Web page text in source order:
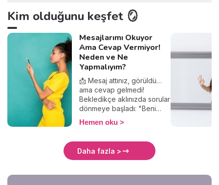
Kim olduğunu keşfet 🪞
Mesajlarımı Okuyor
Ama Cevap Vermiyor!
Neden ve Ne
Yapmalıyım?
📩 Mesaj attınız, görüldü…
ama cevap gelmedi!
Bekledikçe aklınızda sorular
dönmeye başladı: "Beni
görmezden mi geliyor?",
"Yanlış bir şey mi
muyum?". Merak etmeyin,
yalnız değilsiniz! Bu yazıda
verilmediğini, bunun
Hemen oku
Daha fazla >